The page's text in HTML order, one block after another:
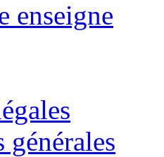
enseigne